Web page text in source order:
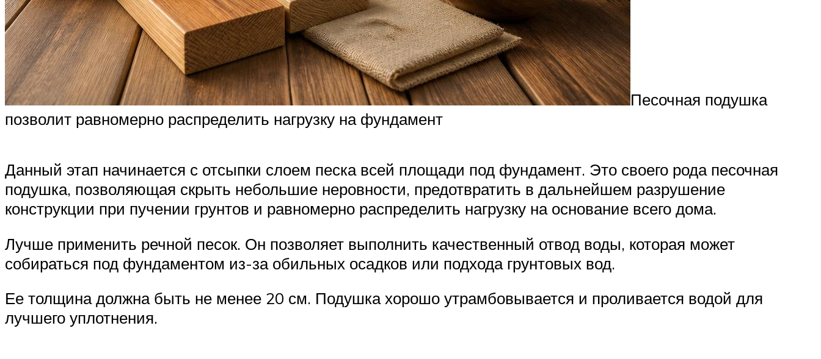
Песочная подушка
позволит равномерно распределить нагрузку на фундамент
Данный этап начинается с отсыпки слоем песка всей площади под фундамент. Это своего рода песочная
подушка, позволяющая скрыть небольшие неровности, предотвратить в дальнейшем разрушение
конструкции при пучении грунтов и равномерно распределить нагрузку на основание всего дома.
Лучше применить речной песок. Он позволяет выполнить качественный отвод воды, которая может
собираться под фундаментом из-за обильных осадков или подхода грунтовых вод.
Ее толщина должна быть не менее 20 см. Подушка хорошо утрамбовывается и проливается водой для
лучшего уплотнения.